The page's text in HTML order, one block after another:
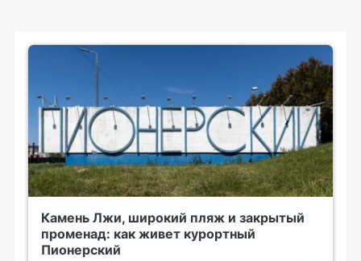
Камень Лжи, широкий пляж и закрытый
променад: как живет курортный
Пионерский